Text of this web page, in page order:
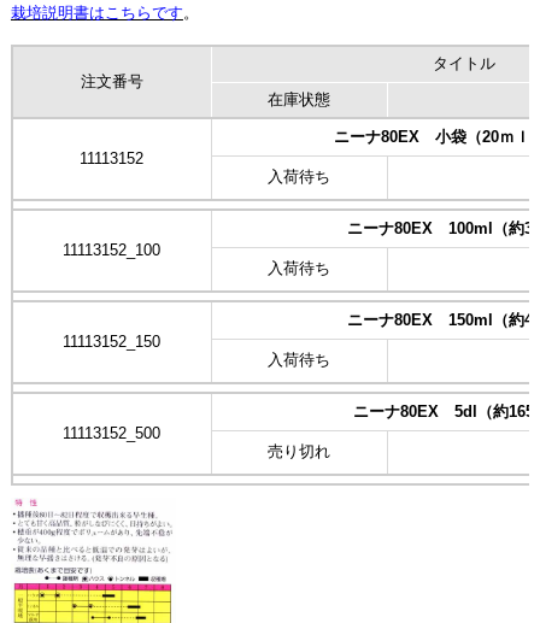
栽培説明書はこちらです 。
注文番号
タイトル
在庫状態
11113152
ニーナ80EX 小袋（20ｍｌ
入荷待ち
11113152_100
ニーナ80EX 100ml（約
入荷待ち
11113152_150
ニーナ80EX 150ml（約
入荷待ち
11113152_500
ニーナ80EX 5dl（約
売り切れ